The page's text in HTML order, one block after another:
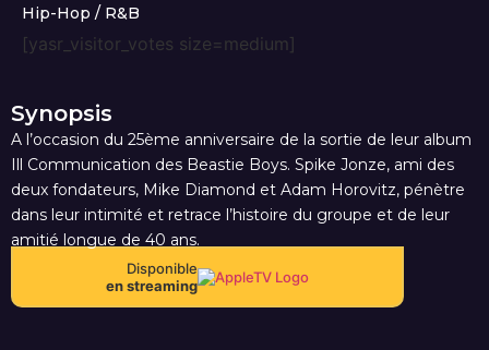
Hip-Hop / R&B
[yasr_visitor_votes size=medium]
Disponible
en streaming
Synopsis
A l’occasion du 25ème anniversaire de la sortie de leur album
Ill Communication des Beastie Boys. Spike Jonze, ami des
deux fondateurs, Mike Diamond et Adam Horovitz, pénètre
dans leur intimité et retrace l’histoire du groupe et de leur
amitié longue de 40 ans.